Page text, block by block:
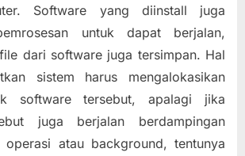
Software yang diinstall juga
untuk dapat berjalan,
dari software juga tersimpan. Hal
sistem harus mengalokasikan
software tersebut, apalagi jika
juga berjalan berdampingan
operasi atau background, tentunya